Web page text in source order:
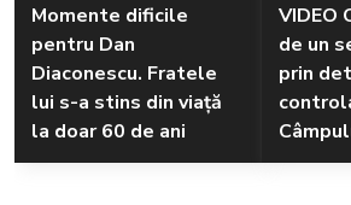
Momente dificile
pentru Dan
Diaconescu. Fratele
lui s-a stins din viață
la doar 60 de ani
VIDEO
de un
prin